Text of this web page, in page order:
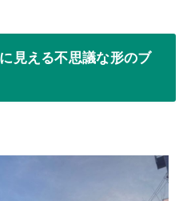
見える不思議な形のブ